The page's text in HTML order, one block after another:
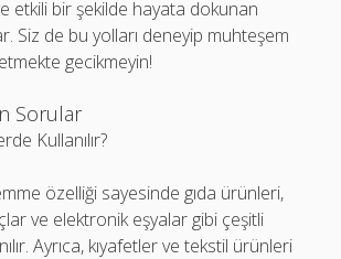
etkili bir şekilde hayata dokunan
Siz de bu yolları deneyip muhteşem
gecikmeyin!
Sorular
Kullanılır?
özelliği sayesinde gıda ürünleri,
ve elektronik eşyalar gibi çeşitli
Ayrıca, kıyafetler ve tekstil ürünleri